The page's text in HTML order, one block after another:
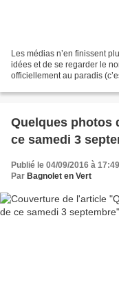
Les médias n’en finissent
idées et de se regarder le
officiellement au paradis
Quelques photos
ce samedi 3
Publié le 04/09/2016 à 17:49
Par Bagnolet en Vert